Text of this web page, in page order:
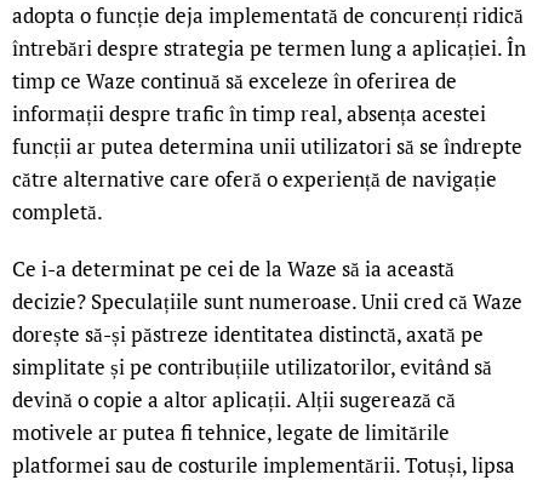
adopta o funcție deja implementată de concurenți ridică
întrebări despre strategia pe termen lung a aplicației. În
timp ce Waze continuă să exceleze în oferirea de
informații despre trafic în timp real, absența acestei
funcții ar putea determina unii utilizatori să se îndrepte
către alternative care oferă o experiență de navigație
completă.
Ce i-a determinat pe cei de la Waze să ia această
decizie? Speculațiile sunt numeroase. Unii cred că Waze
dorește să-și păstreze identitatea distinctă, axată pe
simplitate și pe contribuțiile utilizatorilor, evitând să
devină o copie a altor aplicații. Alții sugerează că
motivele ar putea fi tehnice, legate de limitările
platformei sau de costurile implementării. Totuși, lipsa